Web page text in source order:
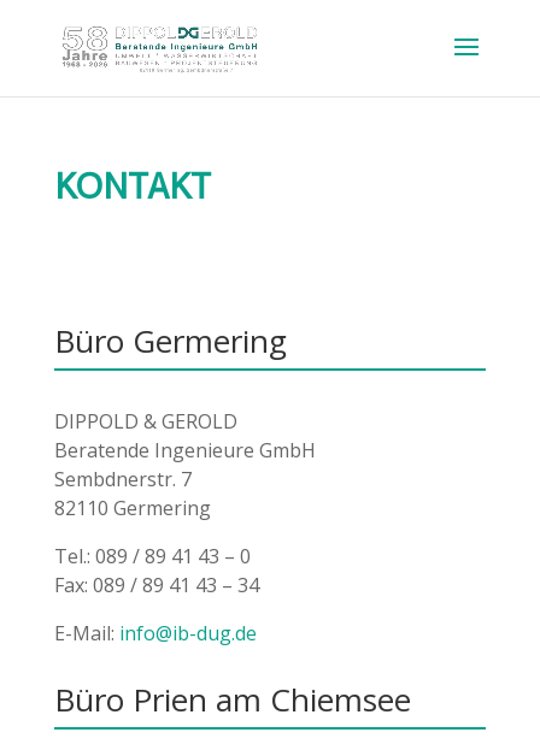
KONTAKT
Büro Germering
DIPPOLD & GEROLD
Beratende Ingenieure GmbH
Sembdnerstr. 7
82110 Germering
Tel.: 089 / 89 41 43 – 0
Fax: 089 / 89 41 43 – 34
E-Mail: info@ib-dug.de
Büro Prien am Chiemsee